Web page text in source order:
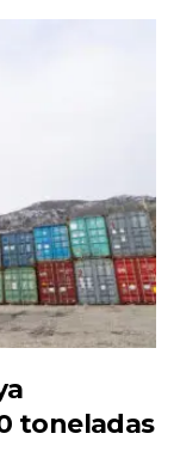
toneladas